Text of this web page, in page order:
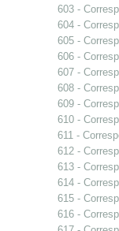
603 -
604 -
605 -
606 -
607 -
608 -
609 -
610 -
611 -
612 -
613 -
614 -
615 -
616 -